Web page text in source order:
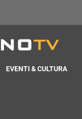
EVENTI & CULTURA